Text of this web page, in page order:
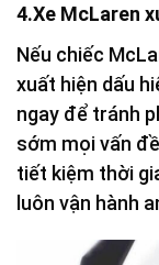
4.Xe McLaren
Nếu chiếc
xuất hiện dấu
ngay để tránh
sớm mọi vấn
tiết kiệm thời
luôn vận hành